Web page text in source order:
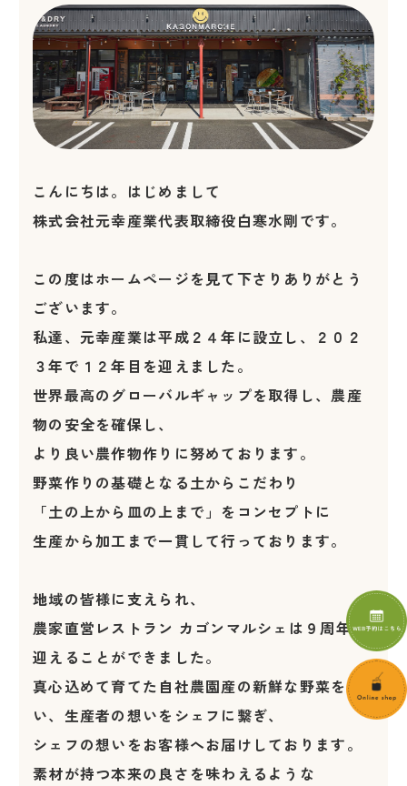
こんにちは。はじめまして
株式会社元幸産業代表取締役白寒水剛です。
この度はホームページを見て下さりありがとう
ございます。
私達、元幸産業は平成２４年に設立し、２０２
３年で１２年目を迎えました。
世界最高のグローバルギャップを取得し、農産
物の安全を確保し、
より良い農作物作りに努めております。
野菜作りの基礎となる土からこだわり
「土の上から皿の上まで」をコンセプトに
生産から加工まで一貫して行っております。
地域の皆様に支えられ、
農家直営レストラン カゴンマルシェは９周年を
迎えることができました。
真心込めて育てた自社農園産の新鮮な野菜を使
い、生産者の想いをシェフに繋ぎ、
シェフの想いをお客様へお届けしております。
素材が持つ本来の良さを味わえるような